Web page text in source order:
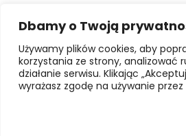
Dbamy o Twoją
Używamy plików cookies, aby
korzystania ze strony, analizować
działanie serwisu. Klikając
wyrażasz zgodę na używanie